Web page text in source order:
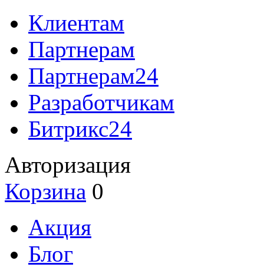
Клиентам
Партнерам
Партнерам24
Разработчикам
Битрикс24
Авторизация
Корзина 0
Акция
Блог